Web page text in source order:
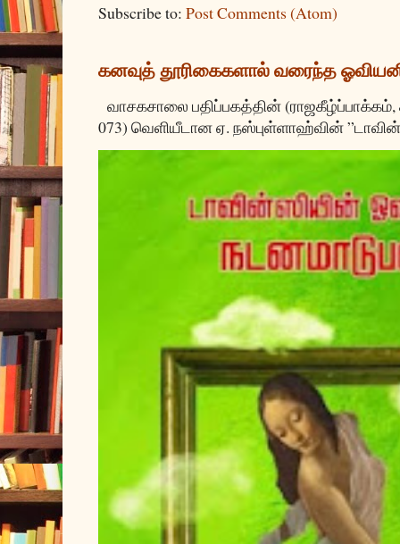
Subscribe to: Post Comments (Atom)
கனவுத் தூரிகைகளால் வரைந்த
வாசகசாலை பதிப்பகத்தின்
073) வெளியீடான ஏ. நஸ்புள்ளாஹ்வின்